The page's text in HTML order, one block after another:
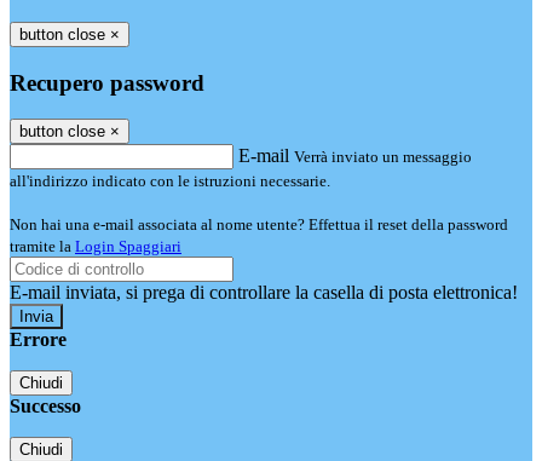
button close ×
Recupero password
button close ×
E-mail Verrà inviato un messaggio
all'indirizzo indicato con le istruzioni necessarie.
Non hai una e-mail associata al nome utente? Effettua il reset della password
tramite la Login Spaggiari
E-mail inviata, si prega di controllare la casella di posta elettronica!
Errore
Chiudi
Successo
Chiudi